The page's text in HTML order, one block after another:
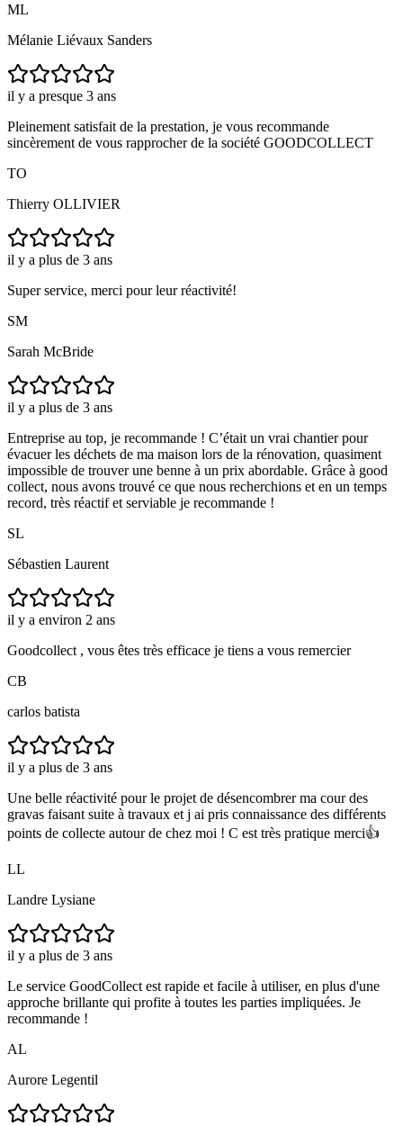
ML
Mélanie Liévaux Sanders
il y a presque 3 ans
Pleinement satisfait de la prestation, je vous recommande
sincèrement de vous rapprocher de la société GOODCOLLECT
TO
Thierry OLLIVIER
il y a plus de 3 ans
Super service, merci pour leur réactivité!
SM
Sarah McBride
il y a plus de 3 ans
Entreprise au top, je recommande ! C’était un vrai chantier pour
évacuer les déchets de ma maison lors de la rénovation, quasiment
impossible de trouver une benne à un prix abordable. Grâce à good
collect, nous avons trouvé ce que nous recherchions et en un temps
record, très réactif et serviable je recommande !
SL
Sébastien Laurent
il y a environ 2 ans
Goodcollect , vous êtes très efficace je tiens a vous remercier
CB
carlos batista
il y a plus de 3 ans
Une belle réactivité pour le projet de désencombrer ma cour des
gravas faisant suite à travaux et j ai pris connaissance des différents
points de collecte autour de chez moi ! C est très pratique merci👍
LL
Landre Lysiane
il y a plus de 3 ans
Le service GoodCollect est rapide et facile à utiliser, en plus d'une
approche brillante qui profite à toutes les parties impliquées. Je
recommande !
AL
Aurore Legentil